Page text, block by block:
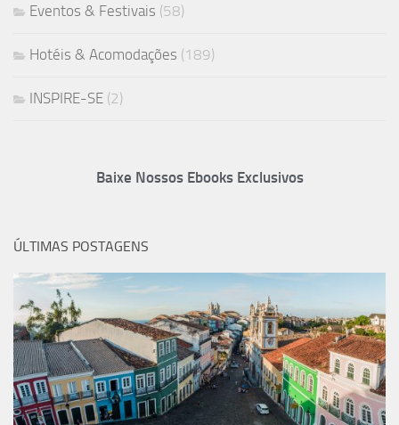
Eventos & Festivais (58)
Hotéis & Acomodações (189)
INSPIRE-SE (2)
Baixe Nossos Ebooks Exclusivos
ÚLTIMAS POSTAGENS